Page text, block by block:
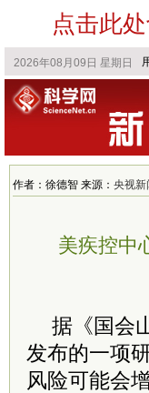
点击此
作者：徐德智 来源： 央视新
美疾控中
据《国会
发布的一项
风险可能会增